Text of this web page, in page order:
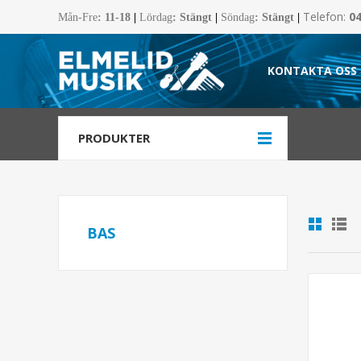
Mån-Fre: 11-18 Lördag: Stängt Söndag: Stängt Telefon:
KONTAKTA OSS
PRODUKTER
BAS